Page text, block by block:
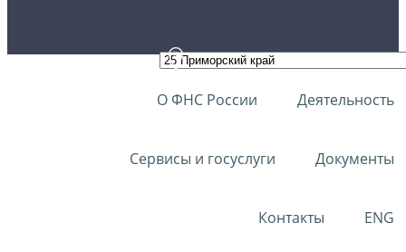
О ФНС России Деятельность
Сервисы и госуслуги Документы
Контакты ENG